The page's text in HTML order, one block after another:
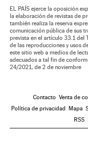
EL PAÍS ejerce la oposición
la elaboración de revistas de
también realiza la reserva
comunicación pública de sus
prevista en el artículo 33.1 del
de las reproducciones y usos
este sitio web a medios de
adecuados a tal fin de
24/2021, de 2 de noviembre
Contacto Venta de
Política de privacidad
Mapa
RSS